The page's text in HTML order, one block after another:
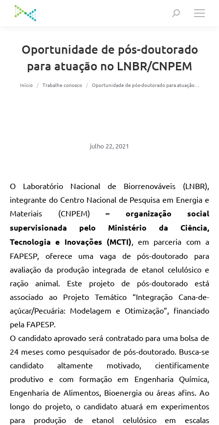
Search:
Oportunidade de pós-doutorado
para atuação no LNBR/CNPEM
Você está aqui:
Início Trabalhe conosco Oportunidade de pós-doutorado para atuação…
julho 22, 2021
O Laboratório Nacional de Biorrenováveis (LNBR),
integrante do Centro Nacional de Pesquisa em Energia e
Materiais (CNPEM) – organização social
supervisionada pelo Ministério da Ciência,
Tecnologia e Inovações (MCTI), em parceria com a
FAPESP, oferece uma vaga de pós-doutorado para
avaliação da produção integrada de etanol celulósico e
ração animal. Este projeto de pós-doutorado está
associado ao Projeto Temático “Integração Cana-de-
açúcar/Pecuária: Modelagem e Otimização”, financiado
pela FAPESP.
O candidato aprovado será contratado para uma bolsa de
24 meses como pesquisador de pós-doutorado. Busca-se
candidato altamente motivado, cientificamente
produtivo e com formação em Engenharia Química,
Engenharia de Alimentos, Bioenergia ou áreas afins. Ao
longo do projeto, o candidato atuará em experimentos
para produção de etanol celulósico em escalas